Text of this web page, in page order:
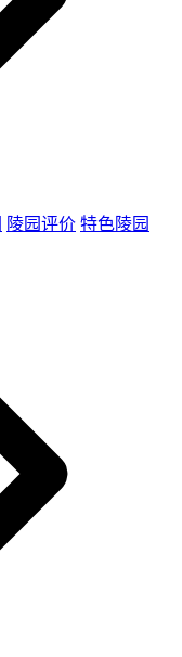
陵园评价 特色陵园